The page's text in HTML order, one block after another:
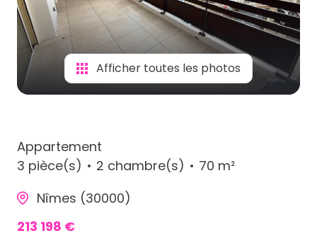
Afficher toutes les photos
Appartement
3 pièce(s)
2 chambre(s)
70 m²
Nîmes (30000)
213 198 €